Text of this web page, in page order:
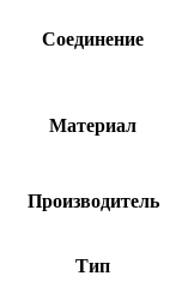
Соединение
Материал
Производитель
Тип